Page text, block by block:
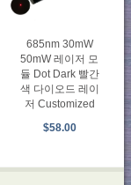
685nm 30mW
50mW 레이저 모
듈 Dot Dark 빨간
색 다이오드 레이
저 Customized
$58.00